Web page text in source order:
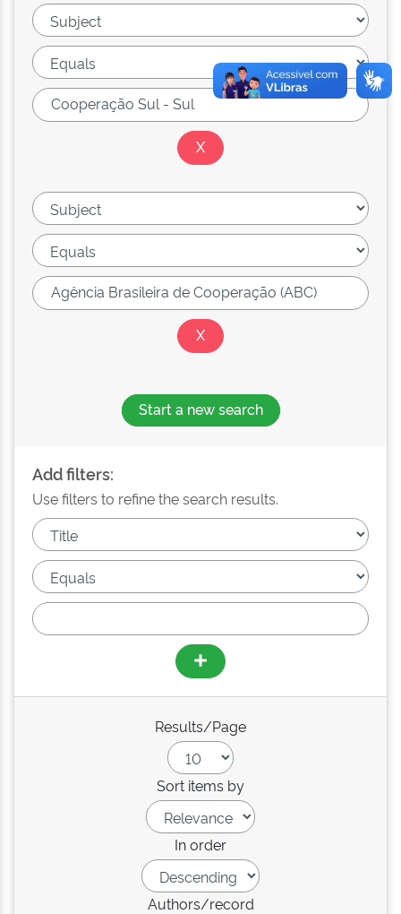
Start a new search
Add filters:
Use filters to refine the search results.
Results/Page
Sort items by
In order
Authors/record